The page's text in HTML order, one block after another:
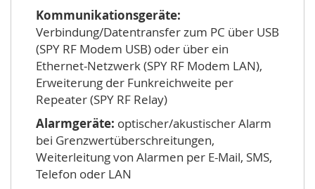
Kommunikationsgeräte:
Verbindung/Datentransfer zum PC über USB
(SPY RF Modem USB) oder über ein
Ethernet-Netzwerk (SPY RF Modem LAN),
Erweiterung der Funkreichweite per
Repeater (SPY RF Relay)
Alarmgeräte: optischer/akustischer Alarm
bei Grenzwertüberschreitungen,
Weiterleitung von Alarmen per E-Mail, SMS,
Telefon oder LAN